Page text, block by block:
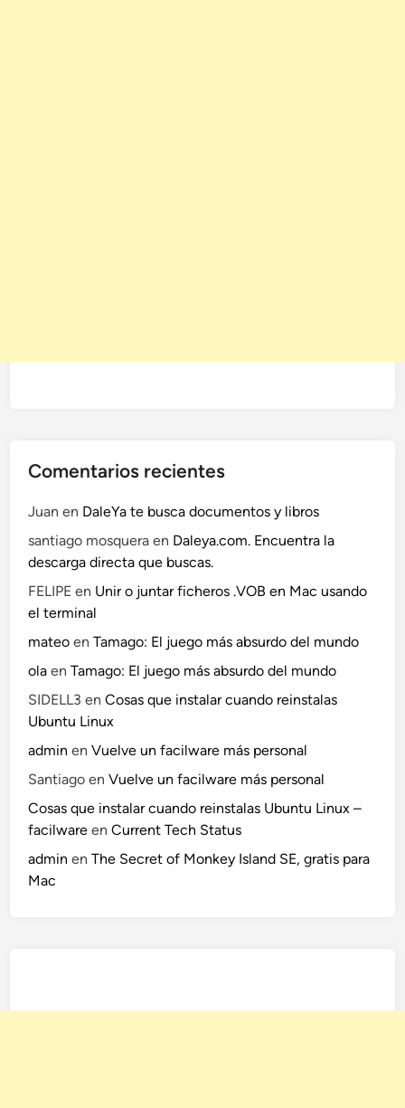
Comentarios recientes
Juan en DaleYa te busca documentos y libros
santiago mosquera en Daleya.com. Encuentra la
descarga directa que buscas.
FELIPE en Unir o juntar ficheros .VOB en Mac usando
el terminal
mateo enTamago: El juego más absurdo del mundo
ola enTamago: El juego más absurdo del mundo
SIDELL3 enCosas que instalar cuando reinstalas
Ubuntu Linux
admin enVuelve un facilware más personal
Santiago enVuelve un facilware más personal
Cosas que instalar cuando reinstalas Ubuntu Linux –
facilware enCurrent Tech Status
admin enThe Secret of Monkey Island SE, gratis para
Mac